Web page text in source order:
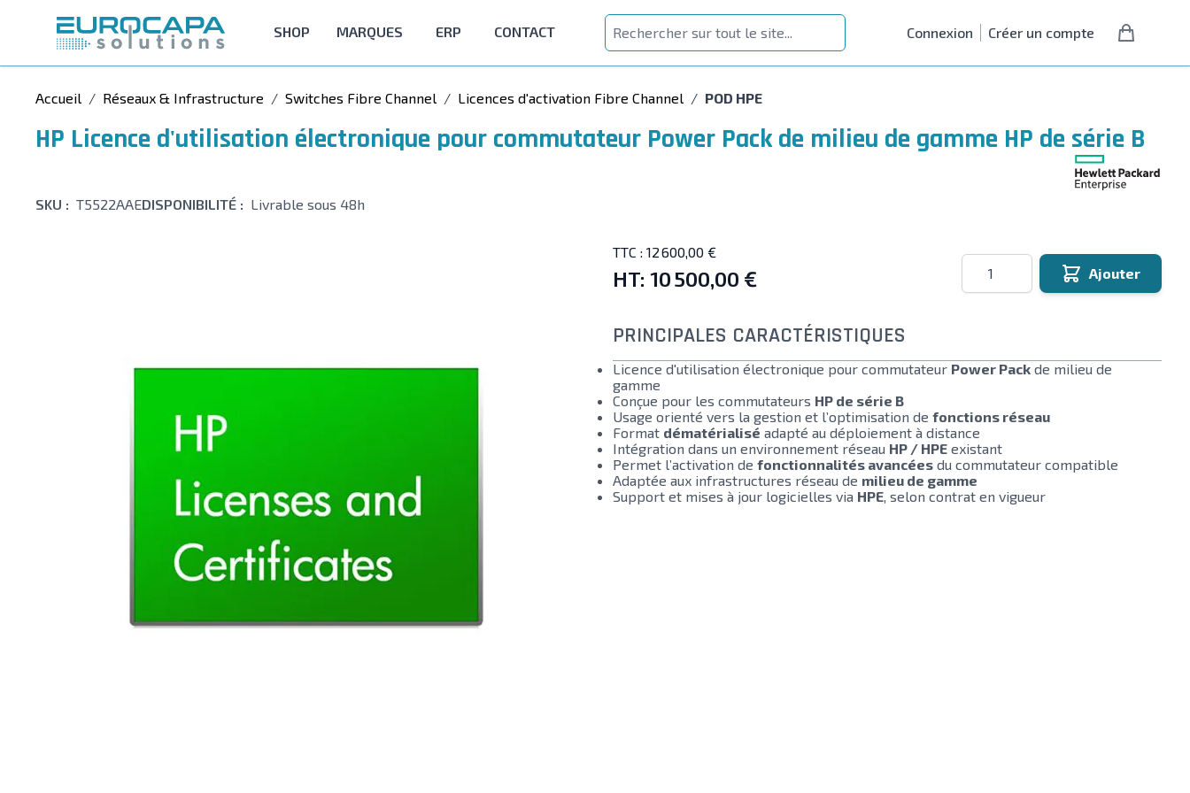
SHOP
MARQUES ERP CONTACT Connexion Créer un compte
Accueil / Réseaux & Infrastructure / Switches Fibre Channel / Licences d'activation Fibre Channel / POD HPE
HP Licence d'utilisation électronique pour commutateur Power Pack de milieu de gamme HP de série B
SKU : T5522AAEDISPONIBILITÉ : Livrable sous 48h
TTC : 12 600,00 €
HT: 10 500,00 €
Quantité
Ajouter
PRINCIPALES CARACTÉRISTIQUES
Licence d'utilisation électronique pour commutateur Power Pack de milieu de
gamme
Conçue pour les commutateurs HP de série B
Usage orienté vers la gestion et l’optimisation de fonctions réseau
Format dématérialisé adapté au déploiement à distance
Intégration dans un environnement réseau HP / HPE existant
Permet l’activation de fonctionnalités avancées du commutateur compatible
Adaptée aux infrastructures réseau de milieu de gamme
Support et mises à jour logicielles via HPE, selon contrat en vigueur